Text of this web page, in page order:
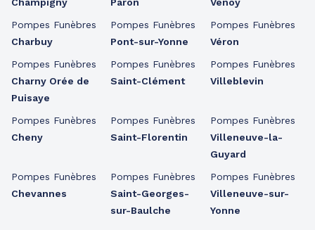
Pompes Funèbres
Charbuy
Pompes Funèbres
Charny Orée de
Puisaye
Pompes Funèbres
Cheny
Pompes Funèbres
Chevannes
Pompes Funèbres
Pont-sur-Yonne
Pompes Funèbres
Saint-Clément
Pompes Funèbres
Saint-Florentin
Pompes Funèbres
Saint-Georges-
sur-Baulche
Pompes Funèbres
Véron
Pompes Funèbres
Villeblevin
Pompes Funèbres
Villeneuve-la-
Guyard
Pompes Funèbres
Villeneuve-sur-
Yonne